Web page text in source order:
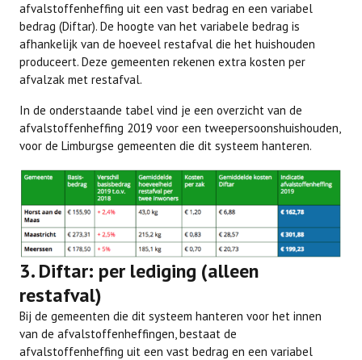
afvalstoffenheffing uit een vast bedrag en een variabel
bedrag (Diftar). De hoogte van het variabele bedrag is
afhankelijk van de hoeveel restafval die het huishouden
produceert. Deze gemeenten rekenen extra kosten per
afvalzak met restafval.
In de onderstaande tabel vind je een overzicht van de
afvalstoffenheffing 2019 voor een tweepersoonshuishouden,
voor de Limburgse gemeenten die dit systeem hanteren.
3. Diftar: per lediging (alleen
restafval)
Bij de gemeenten die dit systeem hanteren voor het innen
van de afvalstoffenheffingen, bestaat de
afvalstoffenheffing uit een vast bedrag en een variabel